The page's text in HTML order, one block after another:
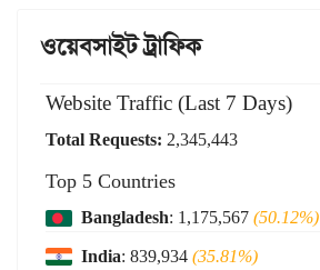
ওয়েবসাইট ট্রাফিক
Website Traffic (Last 7 Days)
Total Requests: 2,345,443
Top 5 Countries
Bangladesh: 1,175,567(50.12%)
India: 839,934(35.81%)